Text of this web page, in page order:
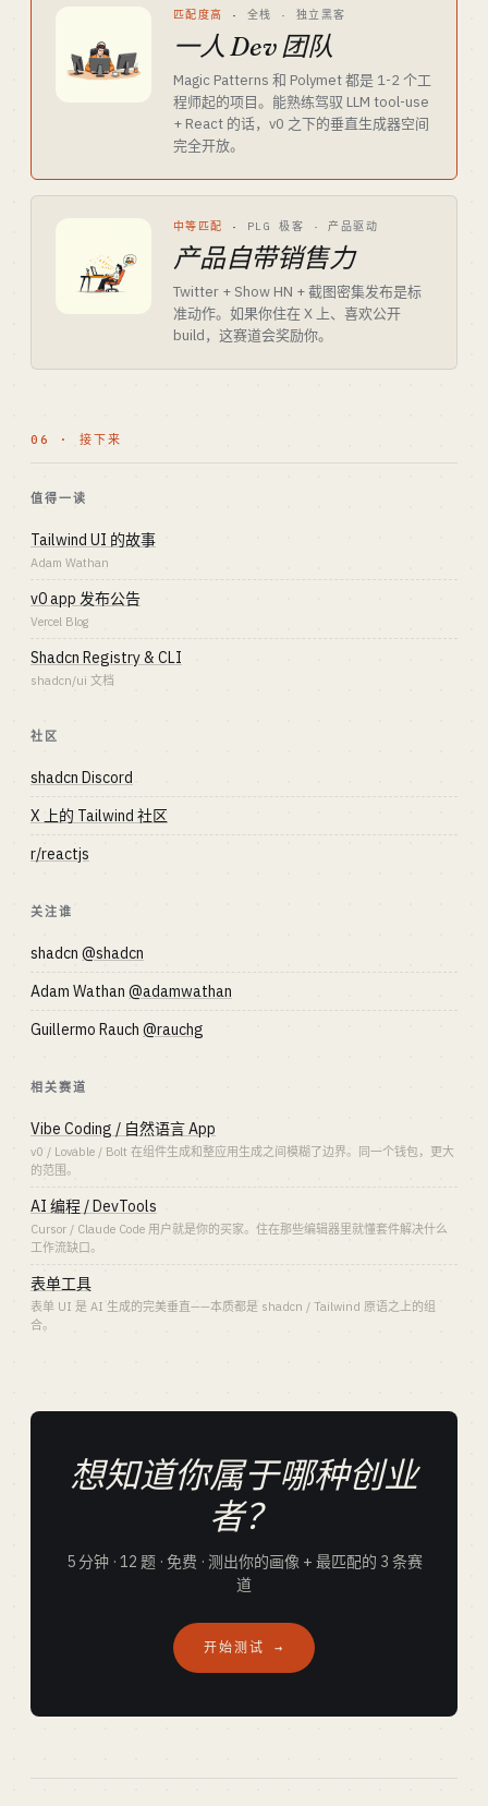
匹配度高 · 全栈 · 独立黑客
一人 Dev 团队
Magic Patterns 和 Polymet 都是 1-2 个工
程师起的项目。能熟练驾驭 LLM tool-use
+ React 的话，v0 之下的垂直生成器空间
完全开放。
中等匹配 · PLG 极客 · 产品驱动
产品自带销售力
Twitter + Show HN + 截图密集发布是标
准动作。如果你住在 X 上、喜欢公开
build，这赛道会奖励你。
06 · 接下来
值得一读
Tailwind UI 的故事
Adam Wathan
v0 app 发布公告
Vercel Blog
Shadcn Registry & CLI
shadcn/ui 文档
社区
shadcn Discord
X 上的 Tailwind 社区
r/reactjs
关注谁
shadcn @shadcn
Adam Wathan @adamwathan
Guillermo Rauch @rauchg
相关赛道
Vibe Coding / 自然语言 App
v0 / Lovable / Bolt 在组件生成和整应用生成之间模糊了边界。同一个钱包，更大
的范围。
AI 编程 / DevTools
Cursor / Claude Code 用户就是你的买家。住在那些编辑器里就懂套件解决什么
工作流缺口。
表单工具
表单 UI 是 AI 生成的完美垂直——本质都是 shadcn / Tailwind 原语之上的组
合。
想知道你属于哪种创业
者？
5 分钟 · 12 题 · 免费 · 测出你的画像 + 最匹配的 3 条赛
道
开始测试 →